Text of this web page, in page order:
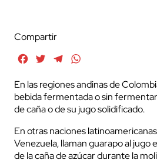
Compartir
FacebookTwitterTelegram
En las regiones andinas de
bebida fermentada o sin
de caña o de su jugo solidificado.
En otras naciones
Venezuela, llaman guarapo al
de la caña de azúcar durante la